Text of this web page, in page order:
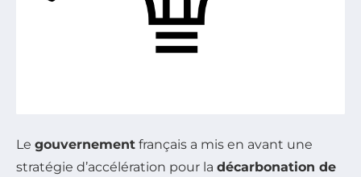
Le gouvernement français a mis en avant une
stratégie d’accélération pour la décarbonation de